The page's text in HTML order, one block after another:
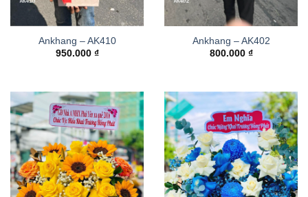
Ankhang – AK410
950.000 ₫
Ankhang – AK402
800.000 ₫